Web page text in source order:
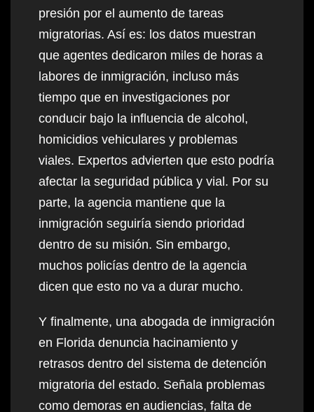
presión por el aumento de tareas
migratorias. Así es: los datos muestran
que agentes dedicaron miles de horas a
labores de inmigración, incluso más
tiempo que en investigaciones por
conducir bajo la influencia de alcohol,
homicidios vehiculares y problemas
viales. Expertos advierten que esto podría
afectar la seguridad pública y vial. Por su
parte, la agencia mantiene que la
inmigración seguiría siendo prioridad
dentro de su misión. Sin embargo,
muchos policías dentro de la agencia
dicen que esto no va a durar mucho.
Y finalmente, una abogada de inmigración
en Florida denuncia hacinamiento y
retrasos dentro del sistema de detención
migratoria del estado. Señala problemas
como demoras en audiencias, falta de